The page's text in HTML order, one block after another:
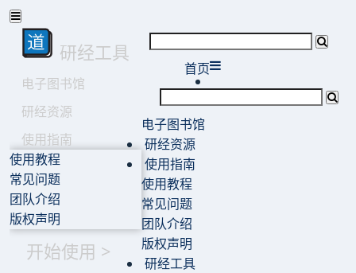
研经工具
电子图书馆
研经资源
使用指南
使用教程
常见问题
团队介绍
版权声明
开始使用 >
首页
电子图书馆
研经资源
使用指南
使用教程
常见问题
团队介绍
版权声明
研经工具